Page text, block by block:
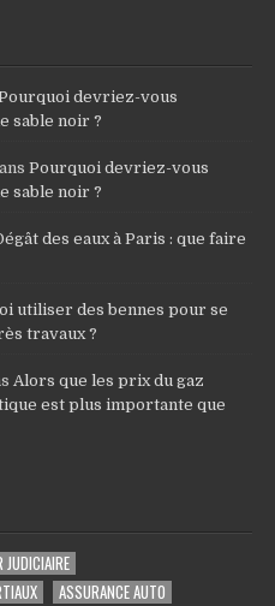
devriez-vous
sable noir ?
Pourquoi devriez-vous
sable noir ?
des eaux à Paris : que faire
utiliser des bennes pour se
travaux ?
Alors que les prix du gaz
est plus importante que
JUDICIAIRE
ASSURANCE AUTO